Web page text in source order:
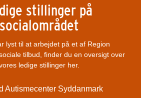
stillinger på
socialområdet
lyst til at arbejdet på et af Region
tilbud, finder du en oversigt over
ledige stillinger her.
Autismecenter Syddanmark